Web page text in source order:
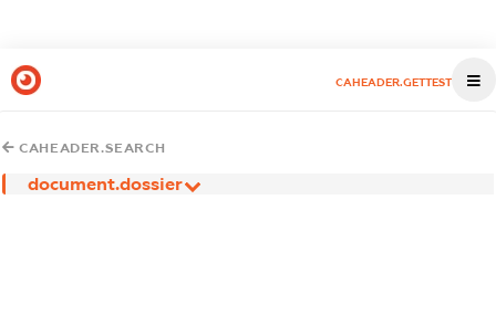
CAHEADER.GETTEST
CAHEADER.SEARCH
document.dossier